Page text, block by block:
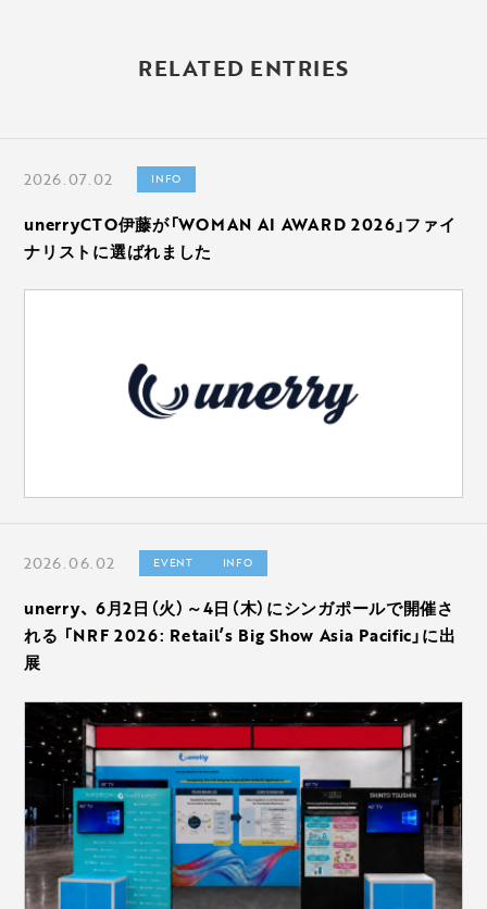
RELATED ENTRIES
2026.07.02 INFO
unerryCTO伊藤が「WOMAN AI AWARD 2026」ファイ
ナリストに選ばれました
2026.06.02 EVENT INFO
unerry、 6月2日（火）～4日（木）にシンガポールで開催さ
れる 「NRF 2026: Retail’s Big Show Asia Pacific」に出
展